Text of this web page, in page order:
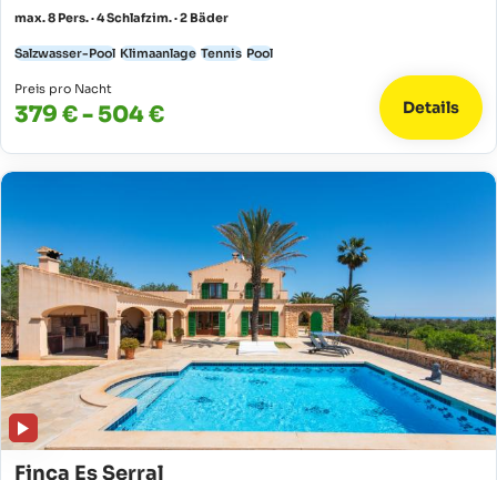
max. 8 Pers. · 4 Schlafzim. · 2 Bäder
Salzwasser-Pool Klimaanlage Tennis Pool
Preis pro Nacht
379 € - 504 € Details
Finca Es Serral